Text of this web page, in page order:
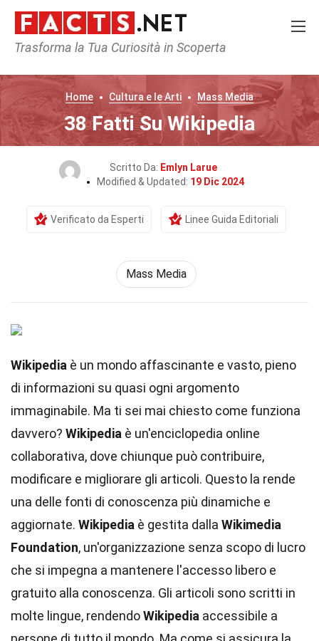
Trasforma la Tua Curiosità in Scoperta
Home Cultura e le Arti Mass Media
38 Fatti Su Wikipedia
Scritto Da: Emlyn Larue
Modified & Updated: 19 Dic 2024
Verificato da Esperti Linee Guida Editoriali
Mass Media
Wikipedia è un mondo affascinante e vasto, pieno
di informazioni su quasi ogni argomento
immaginabile. Ma ti sei mai chiesto come funziona
davvero? Wikipedia è un'enciclopedia online
collaborativa, dove chiunque può contribuire,
modificare e migliorare gli articoli. Questo la rende
una delle fonti di conoscenza più dinamiche e
aggiornate. Wikipedia è gestita dalla Wikimedia
Foundation, un'organizzazione senza scopo di lucro
che si impegna a mantenere l'accesso libero e
gratuito alla conoscenza. Gli articoli sono scritti in
molte lingue, rendendoWikipedia accessibile a